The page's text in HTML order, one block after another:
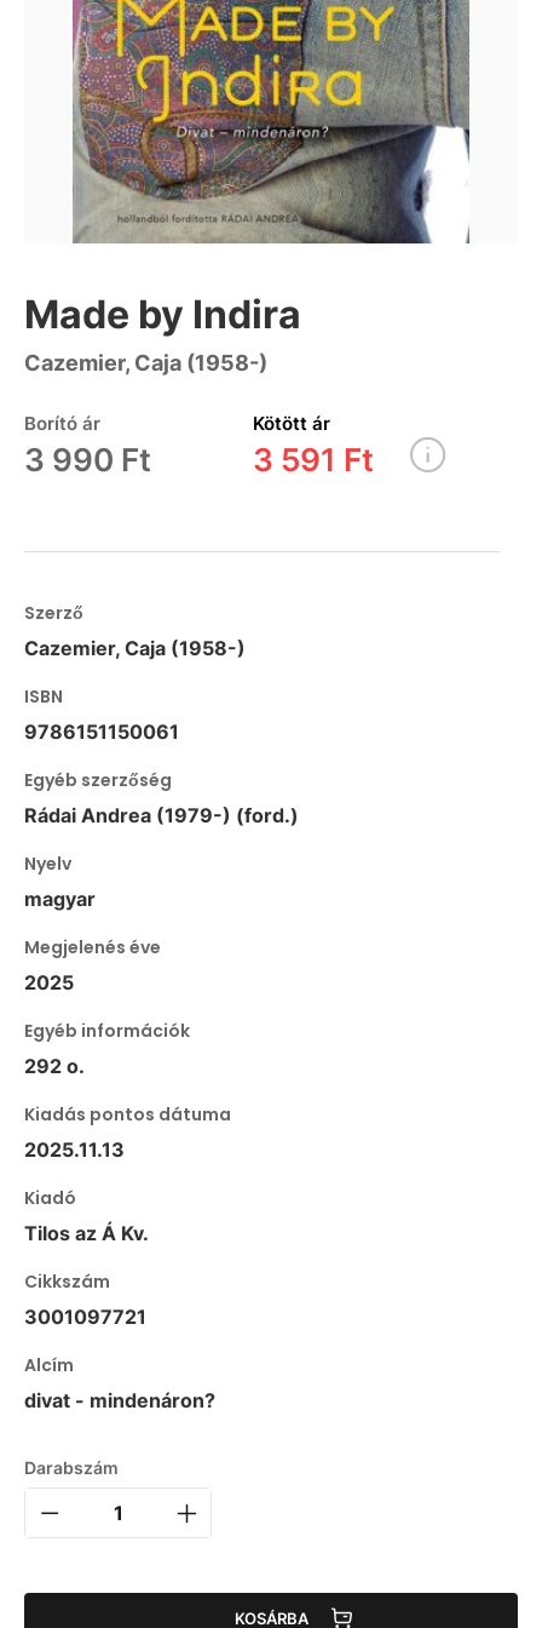
Made by Indira
Cazemier, Caja (1958-)
Borító ár
3 990 Ft
Kötött ár
3 591 Ft
Szerző
Cazemier, Caja (1958-)
ISBN
9786151150061
Egyéb szerzőség
Rádai Andrea (1979-) (ford.)
Nyelv
magyar
Megjelenés éve
2025
Egyéb információk
292 o.
Kiadás pontos dátuma
2025.11.13
Kiadó
Tilos az Á Kv.
Cikkszám
3001097721
Alcím
divat - mindenáron?
Darabszám
KOSÁRBA